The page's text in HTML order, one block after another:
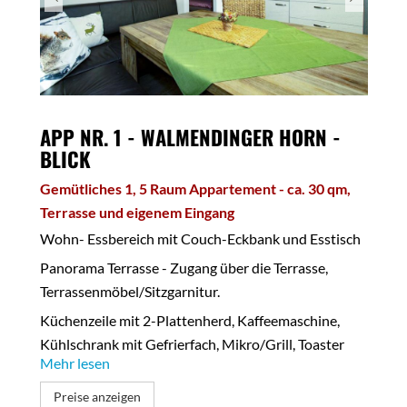
APP NR. 1 - WALMENDINGER HORN -
BLICK
Gemütliches 1, 5 Raum Appartement - ca. 30 qm,
Terrasse und eigenem Eingang
Wohn- Essbereich mit Couch-Eckbank und Esstisch
Panorama Terrasse - Zugang über die Terrasse,
Terrassenmöbel/Sitzgarnitur.
Küchenzeile mit 2-Plattenherd, Kaffeemaschine,
Kühlschrank mit Gefrierfach, Mikro/Grill, Toaster
und Wasserkocher.
Im Schlafzimmer ein 1,6 m großes Boxspringbett und
Mehr lesen
Preise anzeigen